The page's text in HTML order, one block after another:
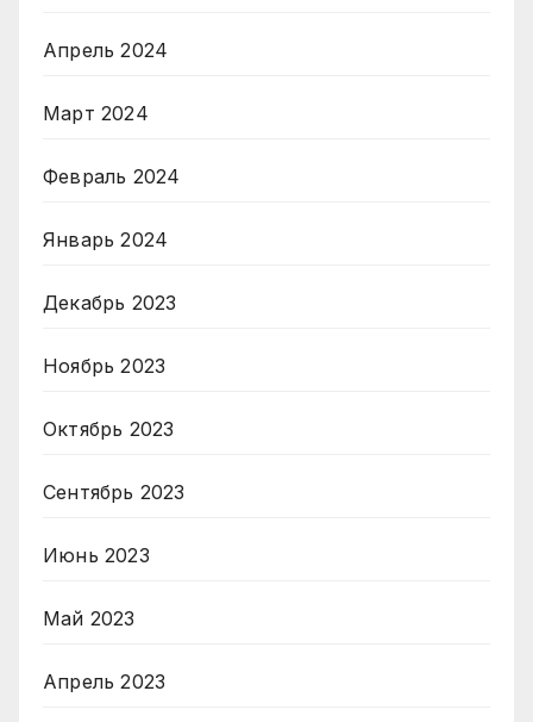
Апрель 2024
Март 2024
Февраль 2024
Январь 2024
Декабрь 2023
Ноябрь 2023
Октябрь 2023
Сентябрь 2023
Июнь 2023
Май 2023
Апрель 2023